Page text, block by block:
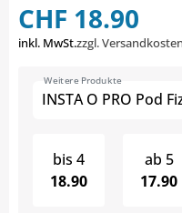
CHF 18.90
inkl. MwSt.zzgl. Versandkosten
INSTA O PRO Pod
Weitere Produkte
bis 4
18.90
ab 5
17.90